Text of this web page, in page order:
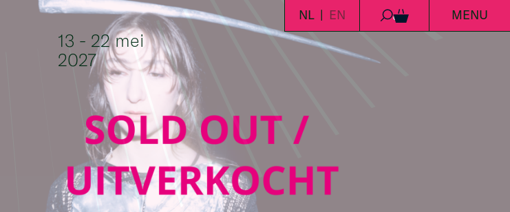
Ga naar de inhoud
13 - 22 mei
2027
NL EN 0 MENU